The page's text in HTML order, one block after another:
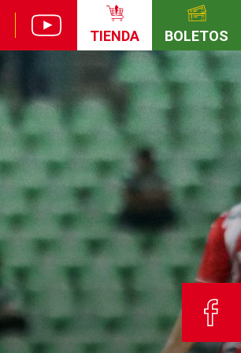
TIENDA BOLETOS